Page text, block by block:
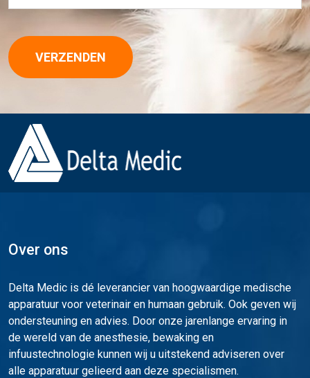
VERZENDEN
Over ons
Delta Medic is dé leverancier van hoogwaardige medische
apparatuur voor veterinair en humaan gebruik. Ook geven wij
ondersteuning en advies. Door onze jarenlange ervaring in
de wereld van de anesthesie, bewaking en
infuustechnologie kunnen wij u uitstekend adviseren over
alle apparatuur gelieerd aan deze specialismen.